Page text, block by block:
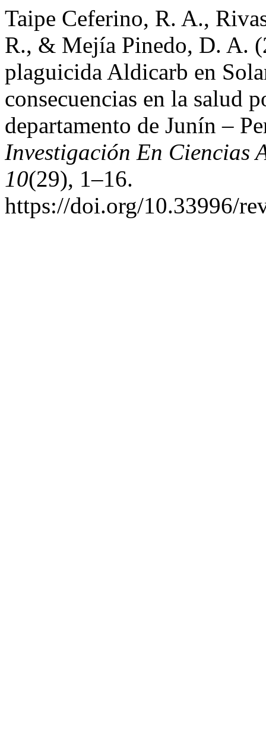
Taipe Ceferino, R. A.,
R., & Mejía Pinedo, D. A.
plaguicida Aldicarb en
consecuencias en la salud
departamento de Junín –
Investigación En Ciencias
10(29), 1–16.
https://doi.org/10.33996/